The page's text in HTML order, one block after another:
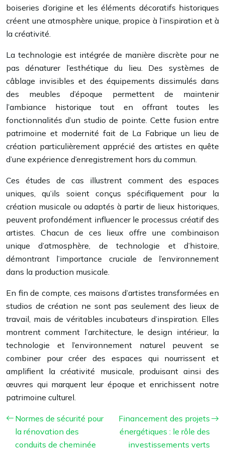
boiseries d’origine et les éléments décoratifs historiques
créent une atmosphère unique, propice à l’inspiration et à
la créativité.
La technologie est intégrée de manière discrète pour ne
pas dénaturer l’esthétique du lieu. Des systèmes de
câblage invisibles et des équipements dissimulés dans
des meubles d’époque permettent de maintenir
l’ambiance historique tout en offrant toutes les
fonctionnalités d’un studio de pointe. Cette fusion entre
patrimoine et modernité fait de La Fabrique un lieu de
création particulièrement apprécié des artistes en quête
d’une expérience d’enregistrement hors du commun.
Ces études de cas illustrent comment des espaces
uniques, qu’ils soient conçus spécifiquement pour la
création musicale ou adaptés à partir de lieux historiques,
peuvent profondément influencer le processus créatif des
artistes. Chacun de ces lieux offre une combinaison
unique d’atmosphère, de technologie et d’histoire,
démontrant l’importance cruciale de l’environnement
dans la production musicale.
En fin de compte, ces maisons d’artistes transformées en
studios de création ne sont pas seulement des lieux de
travail, mais de véritables incubateurs d’inspiration. Elles
montrent comment l’architecture, le design intérieur, la
technologie et l’environnement naturel peuvent se
combiner pour créer des espaces qui nourrissent et
amplifient la créativité musicale, produisant ainsi des
œuvres qui marquent leur époque et enrichissent notre
patrimoine culturel.
Normes de sécurité pour
la rénovation des
conduits de cheminée
Financement des projets
énergétiques : le rôle des
investissements verts